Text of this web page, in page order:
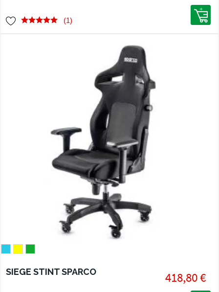
(1)
SIEGE STINT SPARCO 418,80 €